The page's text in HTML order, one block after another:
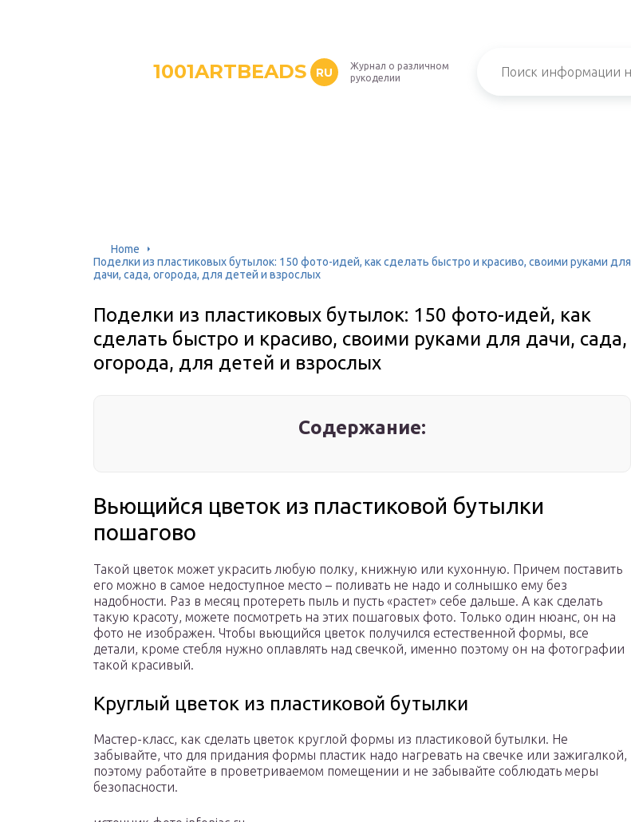
1001ARTBEADS RU
Журнал о различном
рукоделии
Home
Поделки из пластиковых бутылок: 150 фото-идей, как сделать быстро и красиво, своими руками для
дачи, сада, огорода, для детей и взрослых
Поделки из пластиковых бутылок: 150 фото-идей, как
сделать быстро и красиво, своими руками для дачи, сада,
огорода, для детей и взрослых
Содержание:
Вьющийся цветок из пластиковой бутылки
пошагово
Такой цветок может украсить любую полку, книжную или кухонную. Причем поставить
его можно в самое недоступное место – поливать не надо и солнышко ему без
надобности. Раз в месяц протереть пыль и пусть «растет» себе дальше. А как сделать
такую красоту, можете посмотреть на этих пошаговых фото. Только один нюанс, он на
фото не изображен. Чтобы вьющийся цветок получился естественной формы, все
детали, кроме стебля нужно оплавлять над свечкой, именно поэтому он на фотографии
такой красивый.
Круглый цветок из пластиковой бутылки
Мастер-класс, как сделать цветок круглой формы из пластиковой бутылки. Не
забывайте, что для придания формы пластик надо нагревать на свечке или зажигалкой,
поэтому работайте в проветриваемом помещении и не забывайте соблюдать меры
безопасности.